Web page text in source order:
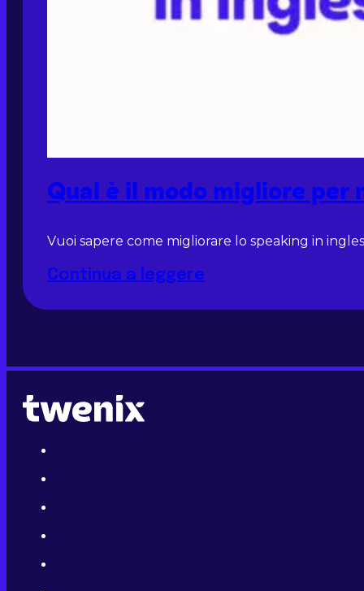
Qual è il modo migliore per
Vuoi sapere come migliorare lo speaking in
Continua a leggere